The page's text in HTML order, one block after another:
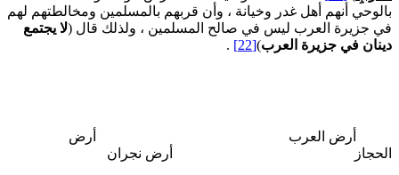
أنهم أهل غدر وخيانة ، وأن قربهم بالمسلمين ومخالطتهم لهم
جزيرة العرب ليس في صالح المسلمين ، ولذلك قال ( لا يجتمع
في جزيرة العرب)
[22]
.
العرب أرض
أرض نجران